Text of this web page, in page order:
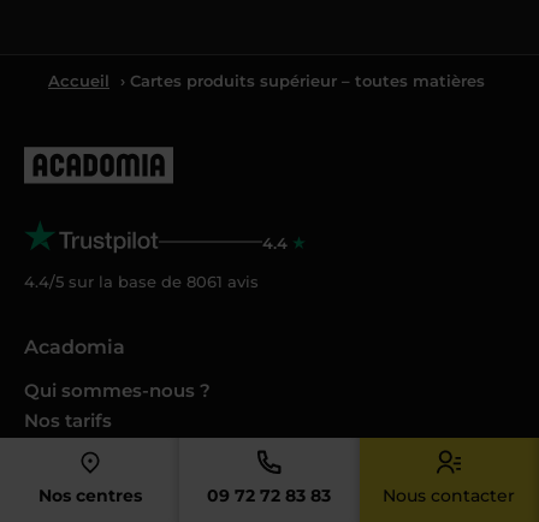
Nos centres 09 72 72 83 83 Nous contacter
Accueil › Cartes produits supérieur – toutes matières
4.4
4.4/5 sur la base de 8061 avis
Acadomia
Qui sommes-nous ?
Nos tarifs
Crédit d’impôt